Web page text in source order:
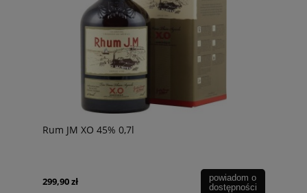
Rum JM XO 45% 0,7l
299,90 zł
powiadom o
dostępności